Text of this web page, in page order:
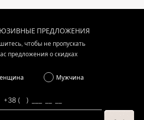
ПРЕДЛОЖЕНИЯ
чтобы не пропускать
предложения о скидках
Мужчина